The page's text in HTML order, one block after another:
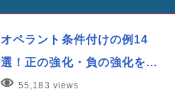
オペラント条件付けの例14
選！正の強化・負の強化を…
55,183 views